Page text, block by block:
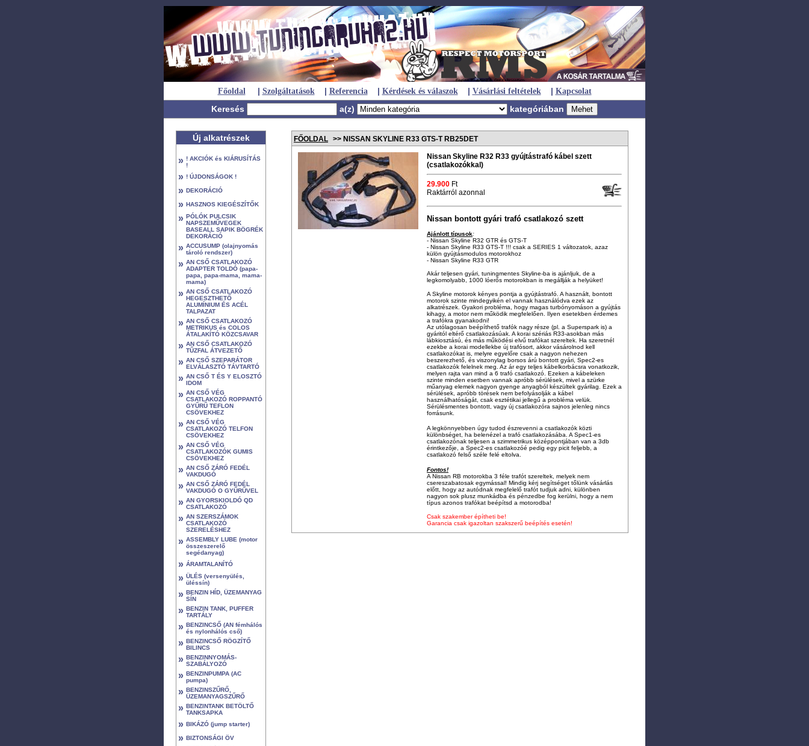
Főoldal | Szolgáltatások | Referencia | Kérdések és válaszok | Vásárlási feltételek | Kapcsolat
Keresés a(z) kategóriában
Új alkatrészek
» ! AKCIÓK és KIÁRUSÍTÁS
!
» ! ÚJDONSÁGOK !
» DEKORÁCIÓ
» HASZNOS KIEGÉSZÍTŐK
» PÓLÓK PULCSIK
NAPSZEMŰVEGEK
BASEALL SAPIK BÖGRÉK
DEKORÁCIÓ
» ACCUSUMP (olajnyomás
tároló rendszer)
» AN CSŐ CSATLAKOZÓ
ADAPTER TOLDÓ (papa-
papa, papa-mama, mama-
mama)
» AN CSŐ CSATLAKOZÓ
HEGESZTHETŐ
ALUMÍNIUM ÉS ACÉL
TALPAZAT
» AN CSŐ CSATLAKOZÓ
METRIKUS és COLOS
ÁTALAKÍTÓ KÖZCSAVAR
» AN CSŐ CSATLAKOZÓ
TŰZFAL ÁTVEZETŐ
» AN CSŐ SZEPARÁTOR
ELVÁLASZTÓ TÁVTARTÓ
» AN CSŐ T ÉS Y ELOSZTÓ
IDOM
» AN CSŐ VÉG
CSATLAKOZÓ ROPPANTÓ
GYŰRŰ TEFLON
CSÖVEKHEZ
» AN CSŐ VÉG
CSATLAKOZÓ TELFON
CSÖVEKHEZ
» AN CSŐ VÉG
CSATLAKOZÓK GUMIS
CSÖVEKHEZ
» AN CSŐ ZÁRÓ FEDÉL
VAKDUGÓ
» AN CSŐ ZÁRÓ FEDÉL
VAKDUGÓ O GYŰRŰVEL
» AN GYORSKIOLDÓ QD
CSATLAKOZÓ
» AN SZERSZÁMOK
CSATLAKOZÓ
SZERELÉSHEZ
» ASSEMBLY LUBE (motor
összeszerelő
segédanyag)
» ÁRAMTALANÍTÓ
» ÜLÉS (versenyülés,
üléssín)
» BENZIN HÍD, ÜZEMANYAG
SÍN
» BENZIN TANK, PUFFER
TARTÁLY
» BENZINCSŐ (AN fémhálós
és nylonhálós cső)
» BENZINCSŐ RÖGZÍTŐ
BILINCS
» BENZINNYOMÁS-
SZABÁLYOZÓ
» BENZINPUMPA (AC
pumpa)
» BENZINSZŰRŐ,
ÜZEMANYAGSZŰRŐ
» BENZINTANK BETÖLTŐ
TANKSAPKA
» BIKÁZÓ (jump starter)
» BIZTONSÁGI ÖV
FŐOLDAL >> NISSAN SKYLINE R33 GTS-T RB25DET
Nissan Skyline R32 R33 gyújtástrafó kábel szett
(csatlakozókkal)
29.900 Ft
Raktárról azonnal
Nissan bontott gyári trafó csatlakozó szett
Ajánlott típusok:
- Nissan Skyline R32 GTR és GTS-T
- Nissan Skyline R33 GTS-T !!! csak a SERIES 1 változatok, azaz
külön gyújtásmodulos motorokhoz
- Nissan Skyline R33 GTR
Akár teljesen gyári, tuningmentes Skyline-ba is ajánljuk, de a
legkomolyabb, 1000 lóerős motorokban is megállják a helyüket!
A Skyline motorok kényes pontja a gyújtástrafó. A használt, bontott
motorok szinte mindegyikén el vannak használódva ezek az
alkatrészek. Gyakori probléma, hogy magas turbónyomáson a gyújtás
kihagy, a motor nem működik megfelelően. Ilyen esetekben érdemes
a trafókra gyanakodni!
Az utólagosan beépíthető trafók nagy része (pl. a Superspark is) a
gyáritól eltérő csatlakozásúak. A korai szériás R33-asokban más
lábkiosztású, és más működési elvű trafókat szereltek. Ha szeretnél
ezekbe a korai modellekbe új trafósort, akkor vásárolnod kell
csatlakozókat is, melyre egyelőre csak a nagyon nehezen
beszerezhető, és viszonylag borsos árú bontott gyári, Spec2-es
csatlakozók felelnek meg. Az ár egy teljes kábelkorbácsra vonatkozik,
melyen rajta van mind a 6 trafó csatlakozó. Ezeken a kábeleken
szinte minden esetben vannak apróbb sérülések, mivel a szürke
műanyag elemek nagyon gyenge anyagból készültek gyárilag. Ezek a
sérülések, apróbb törések nem befolyásolják a kábel
használhatóságát, csak esztétikai jellegű a probléma velük.
Sérülésmentes bontott, vagy új csatlakozóra sajnos jelenleg nincs
forrásunk.
A legkönnyebben úgy tudod észrevenni a csatlakozók közti
különbséget, ha belenézel a trafó csatlakozásába. A Spec1-es
csatlakozónak teljesen a szimmetrikus középpontjában van a 3db
érintkezője, a Spec2-es csatlakozóé pedig egy picit feljebb, a
csatlakozó felső széle felé eltolva.
Fontos!
A Nissan RB motorokba 3 féle trafót szereltek, melyek nem
csereszabatosak egymással! Mindig kérj segítséget tőlünk vásárlás
előtt, hogy az autódnak megfelelő trafót tudjuk adni, különben
nagyon sok plusz munkádba és pénzedbe fog kerülni, hogy a nem
típus azonos trafókat beépítsd a motorodba!
Csak szakember építheti be!
Garancia csak igazoltan szakszerű beépítés esetén!